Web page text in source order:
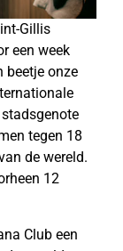
Gillis
een week
beetje onze
stadsgenote
tegen 18
de wereld.
12
Club een